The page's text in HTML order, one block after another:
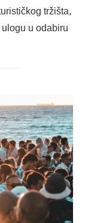
tržišta,
u odabiru